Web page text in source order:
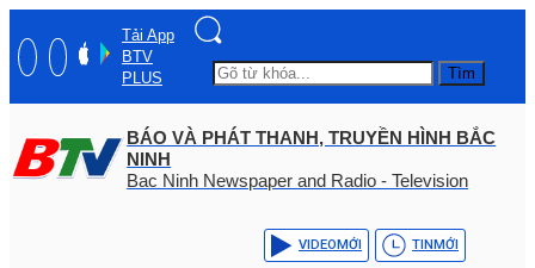
Tải App
BTV
PLUS
Tìm
BÁO VÀ PHÁT THANH, TRUYỀN HÌNH BẮC
NINH
Bac Ninh Newspaper and Radio - Television
VIDEOMỚI TINMỚI